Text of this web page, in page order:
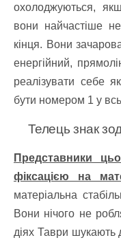
охолоджуються,
вони найчастіше
кінця. Вони
енергійний,
реалізувати себе
бути номером 1 у
Телець знак
Представники
фіксацією на
матеріальна
Вони нічого не
діях Таври шукають